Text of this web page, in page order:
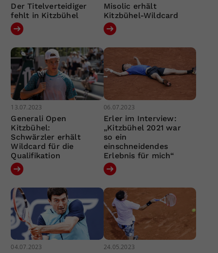
Der Titelverteidiger
fehlt in Kitzbühel
Misolic erhält
Kitzbühel-Wildcard
13.07.2023
Generali Open
Kitzbühel:
Schwärzler erhält
Wildcard für die
Qualifikation
06.07.2023
Erler im Interview:
„Kitzbühel 2021 war
so ein
einschneidendes
Erlebnis für mich“
04.07.2023 24.05.2023